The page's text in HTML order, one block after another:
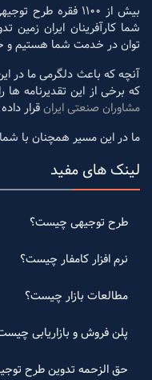
بیش از 1100 فقره
شما کارآفرینان ایران زمین
توان در خدمت شما هستیم و
آنچه که باعث دلگرمی ما
که برخی از این تقدیرنامه
مشاوران صنعتی ایرانقرار
ما در این مسیر همچنان با
لینک های مفید
طرح توجیهی چیست؟
نرم افزار کامفار چیست؟
مطالعات بازار چیست؟
پلن فروش و بازاریابی
حق الزحمه تدوین طرح